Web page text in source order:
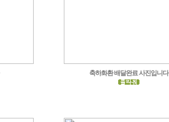
축하화환 배달완료 사진입니다